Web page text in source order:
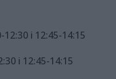
i 12:45-14:15
i 12:45-14:15